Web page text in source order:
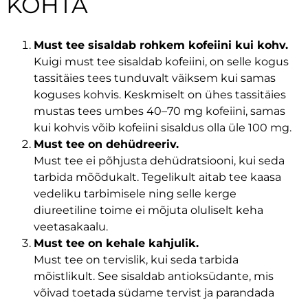
Must tee sisaldab rohkem kofeiini kui kohv.
Kuigi must tee sisaldab kofeiini, on selle kogus
tassitäies tees tunduvalt väiksem kui samas
koguses kohvis. Keskmiselt on ühes tassitäies
mustas tees umbes 40–70 mg kofeiini, samas
kui kohvis võib kofeiini sisaldus olla üle 100 mg.
Must tee on dehüdreeriv.
Must tee ei põhjusta dehüdratsiooni, kui seda
tarbida mõõdukalt. Tegelikult aitab tee kaasa
vedeliku tarbimisele ning selle kerge
diureetiline toime ei mõjuta oluliselt keha
veetasakaalu.
Must tee on kehale kahjulik.
Must tee on tervislik, kui seda tarbida
mõistlikult. See sisaldab antioksüdante, mis
võivad toetada südame tervist ja parandada